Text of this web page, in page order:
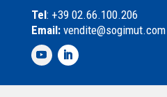
l
e
d
S
Tel: +39 02.66.100.206
Email:vendite@sogimut.com